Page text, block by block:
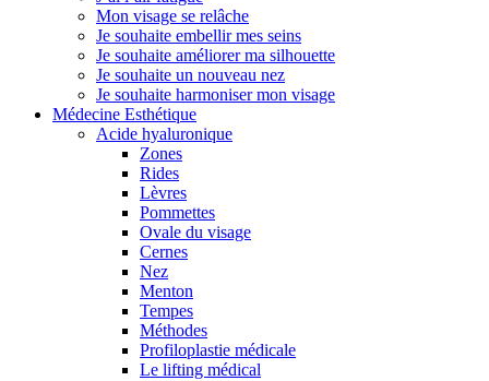
Mon visage se relâche
Je souhaite embellir mes seins
Je souhaite améliorer ma silhouette
Je souhaite un nouveau nez
Je souhaite harmoniser mon visage
Médecine Esthétique
Acide hyaluronique
Zones
Rides
Lèvres
Pommettes
Ovale du visage
Cernes
Nez
Menton
Tempes
Méthodes
Profiloplastie médicale
Le lifting médical